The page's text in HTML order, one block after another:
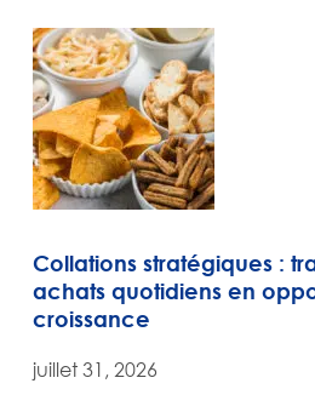
Collations stratégiques :
achats quotidiens en
croissance
juillet 31, 2026